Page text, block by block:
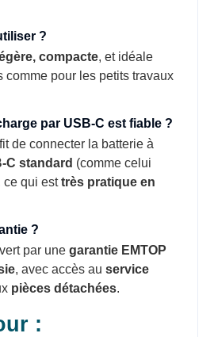
?
compacte, et idéale
comme pour les petits travaux
par USB-C est fiable ?
de connecter la batterie à
C standard (comme celui
ce qui esttrès pratique en
?
par une garantie EMTOP
, avec accès au service
pièces détachées.
: